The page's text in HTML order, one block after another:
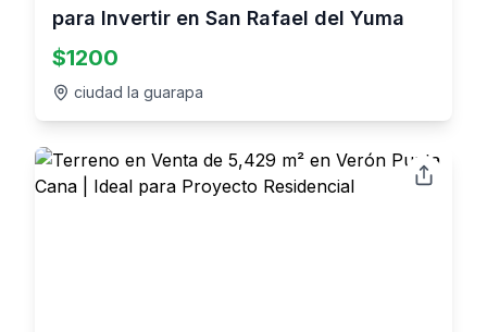
para Invertir en San Rafael del Yuma
$1200
ciudad la guarapa